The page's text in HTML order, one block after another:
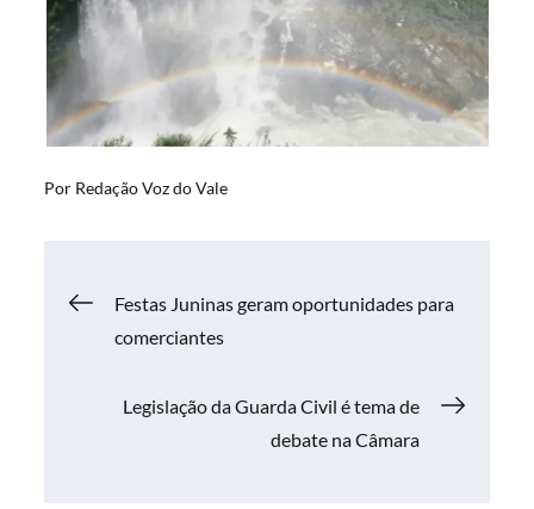
Por Redação Voz do Vale
Navegação
Festas Juninas geram oportunidades para
comerciantes
Legislação da Guarda Civil é tema de
debate na Câmara